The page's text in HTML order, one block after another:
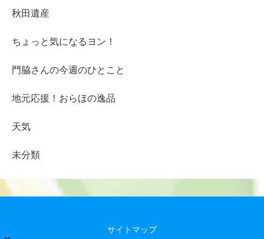
秋田遺産
ちょっと気になるヨン！
門脇さんの今週のひとこと
地元応援！おらほの逸品
天気
未分類
サイトマップ